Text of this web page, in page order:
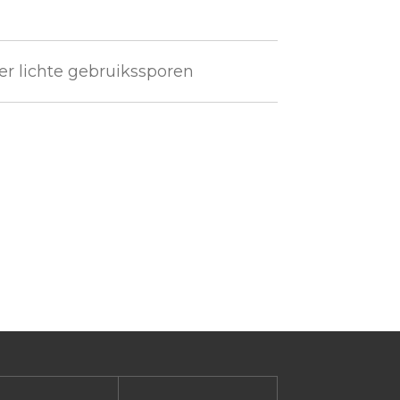
lichte gebruikssporen